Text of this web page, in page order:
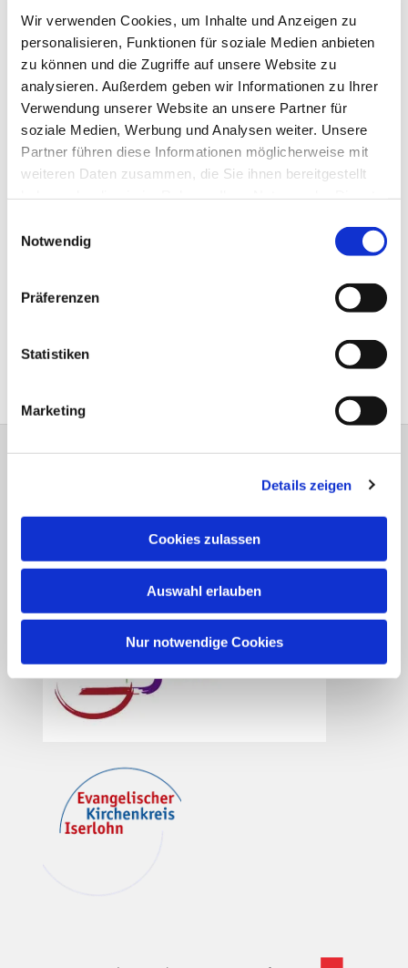
Wir verwenden Cookies, um Inhalte und Anzeigen zu
personalisieren, Funktionen für soziale Medien anbieten
zu können und die Zugriffe auf unsere Website zu
analysieren. Außerdem geben wir Informationen zu Ihrer
Verwendung unserer Website an unsere Partner für
soziale Medien, Werbung und Analysen weiter. Unsere
Partner führen diese Informationen möglicherweise mit
weiteren Daten zusammen, die Sie ihnen bereitgestellt
Notwendig
Präferenzen
Statistiken
Marketing
Details zeigen
Cookies zulassen
Auswahl erlauben
Nur notwendige Cookies
Mit freundlicher Genehmigung des IKZ
Tel.:0237280375
is-kg-ihmert@ekvw.de